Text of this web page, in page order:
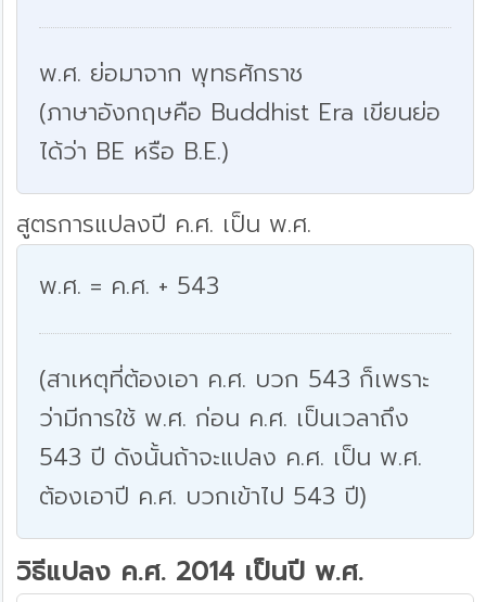
พ.ศ. ย่อมาจาก พุทธศักราช
(ภาษาอังกฤษคือ Buddhist Era เขียนย่อ
ได้ว่า BE หรือ B.E.)
สูตรการแปลงปี ค.ศ. เป็น พ.ศ.
พ.ศ. = ค.ศ. + 543
(สาเหตุที่ต้องเอา ค.ศ. บวก 543 ก็เพราะ
ว่ามีการใช้ พ.ศ. ก่อน ค.ศ. เป็นเวลาถึง
543 ปี ดังนั้นถ้าจะแปลง ค.ศ. เป็น พ.ศ.
ต้องเอาปี ค.ศ. บวกเข้าไป 543 ปี)
วิธีแปลง ค.ศ. 2014 เป็นปี พ.ศ.